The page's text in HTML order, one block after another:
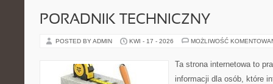
PORADNIK TECHNICZNY
POSTED BY ADMIN KWI - 17 - 2026 MOŻLIWOŚĆ
Ta strona internetowa to
informacji dla osób, które